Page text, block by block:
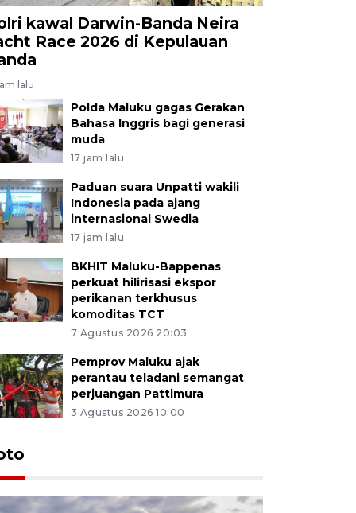
kawal Darwin-Banda Neira
Race 2026 di Kepulauan
lalu
Polda Maluku gagas Gerakan
Bahasa Inggris bagi generasi
muda
17 jam lalu
Paduan suara Unpatti wakili
Indonesia pada ajang
internasional Swedia
17 jam lalu
BKHIT Maluku-Bappenas
perkuat hilirisasi ekspor
perikanan terkhusus
komoditas TCT
7 Agustus 2026 20:03
Pemprov Maluku ajak
perantau teladani semangat
perjuangan Pattimura
3 Agustus 2026 10:00